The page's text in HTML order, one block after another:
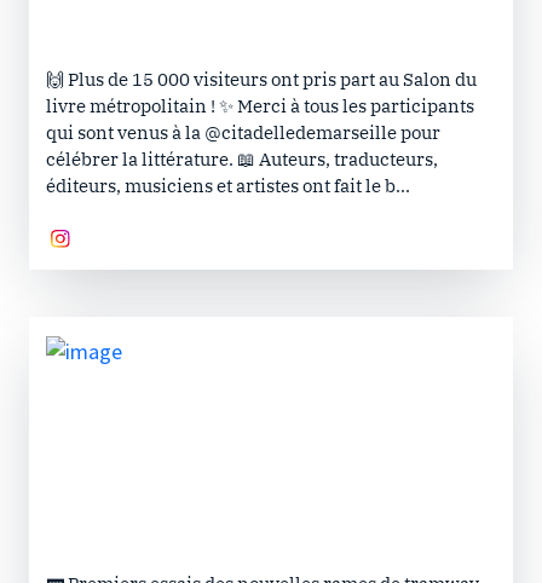
🙌 Plus de 15 000 visiteurs ont pris part au Salon du
livre métropolitain ! ✨ Merci à tous les participants
qui sont venus à la @citadelledemarseille pour
célébrer la littérature. 📖 Auteurs, traducteurs,
éditeurs, musiciens et artistes ont fait le b...